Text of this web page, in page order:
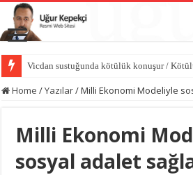
Vicdan sustuğunda kötülük konuşur /
Home /Yazılar/Milli Ekonomi Modeliyle
Milli Ekonomi
sosyal adalet